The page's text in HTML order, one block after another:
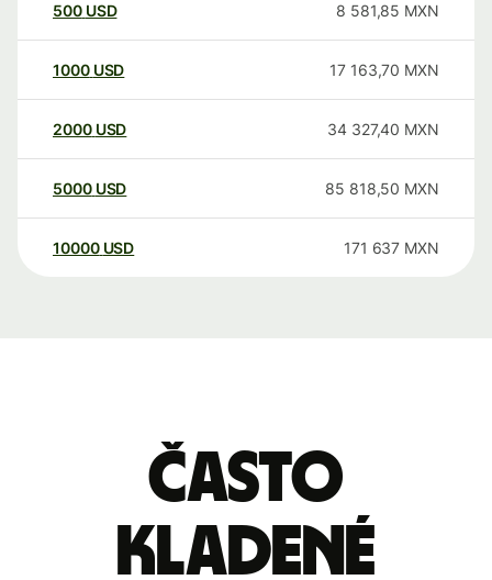
500 USD 8 581,85 MXN
1000 USD 17 163,70 MXN
2000 USD 34 327,40 MXN
5000 USD 85 818,50 MXN
10000 USD 171 637 MXN
Často
kladené